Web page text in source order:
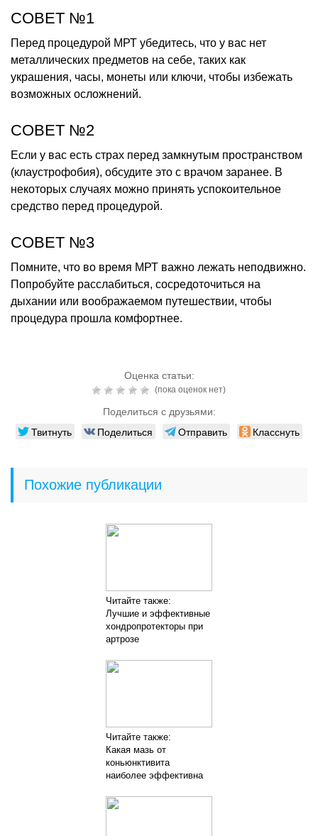
СОВЕТ №1
Перед процедурой МРТ убедитесь, что у вас нет
металлических предметов на себе, таких как
украшения, часы, монеты или ключи, чтобы избежать
возможных осложнений.
СОВЕТ №2
Если у вас есть страх перед замкнутым пространством
(клаустрофобия), обсудите это с врачом заранее. В
некоторых случаях можно принять успокоительное
средство перед процедурой.
СОВЕТ №3
Помните, что во время МРТ важно лежать неподвижно.
Попробуйте расслабиться, сосредоточиться на
дыхании или воображаемом путешествии, чтобы
процедура прошла комфортнее.
Оценка статьи:
(пока оценок нет)
Поделиться с друзьями:
Твитнуть Поделиться Отправить Класснуть
Похожие публикации
Читайте также:
Лучшие и эффективные
хондропротекторы при
артрозе
Читайте также:
Какая мазь от
коньюнктивита
наиболее эффективна